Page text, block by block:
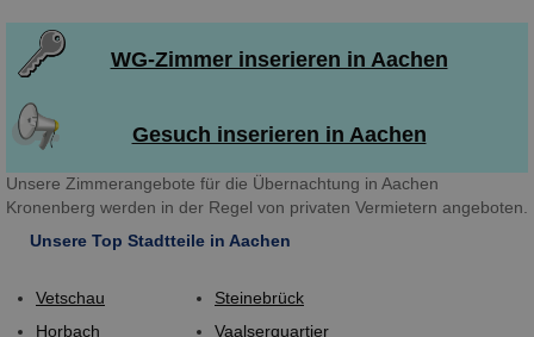
WG-Zimmer inserieren in Aachen
Gesuch inserieren in Aachen
Unsere Zimmerangebote für die Übernachtung in Aachen
Kronenberg werden in der Regel von privaten Vermietern angeboten.
Unsere Top Stadtteile in Aachen
Vetschau
Horbach
Steinebrück
Vaalserquartier